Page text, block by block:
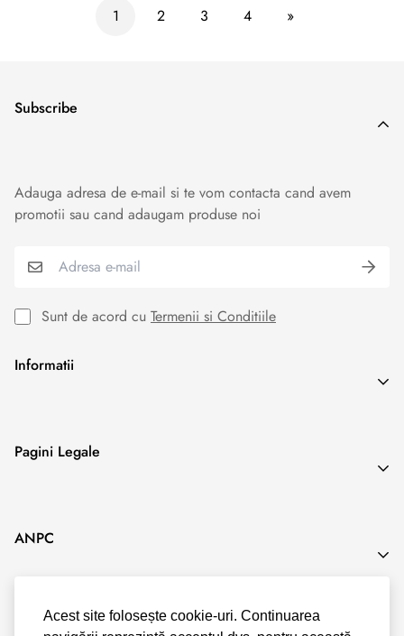
Acest site folosește cookie-uri. Continuarea
1 2 3 4 »
Subscribe
Adauga adresa de e-mail si te vom contacta cand avem
promotii sau cand adaugam produse noi
Sunt de acord cu Termenii si Conditiile
Informatii
Search
Pagini Legale
Termeni & Conditii
Politica Livrare & Retur
ANPC